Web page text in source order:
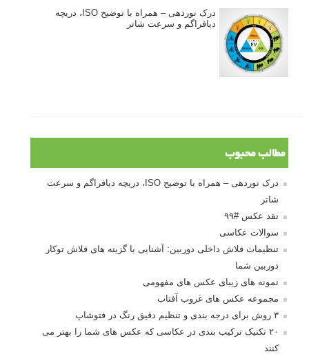
درک نوردهی – همراه با توضیح ISO، دریچه
دیافراگم و سرعت شاتر
مطالب محبوب
درک نوردهی – همراه با توضیح ISO، دریچه دیافراگم و سرعت
شاتر
نقد عکس #۹۹
سوالات عکاسی
تنظیمات فلاش داخلی دوربین: آشنایی با گزینه های فلاش توکار
دوربین شما
نمونه های زیبای عکس های مفهومی
مجموعه عکس های غروب آفتاب
۳ روش برای درجه بندی و تنظیم دقیق رنگ در فتوشاپ
۲۰ تکنیک ترکیب بندی در عکاسی که عکس های شما را بهتر می
کنند